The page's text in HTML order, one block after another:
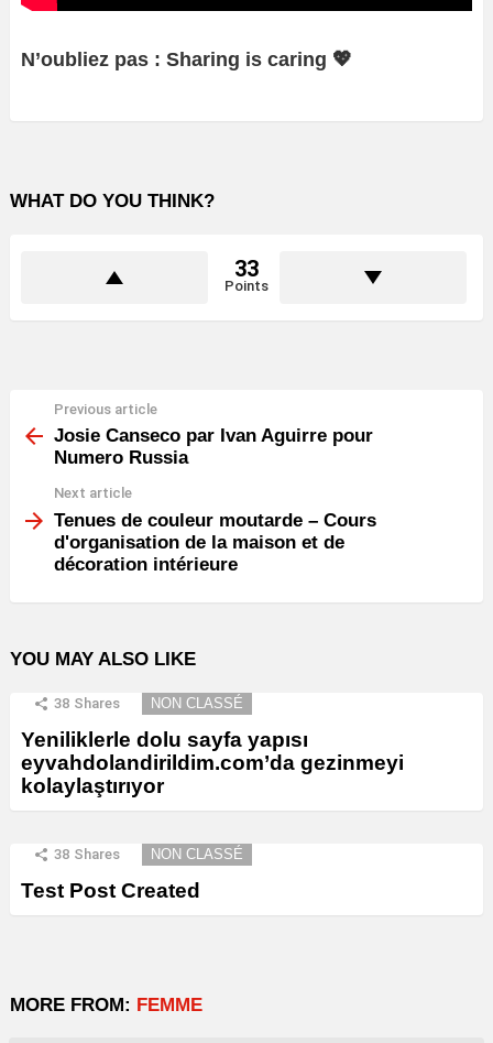
N’oubliez pas : Sharing is caring 💖
WHAT DO YOU THINK?
33
Points
more
Previous article
Josie Canseco par Ivan Aguirre pour
Numero Russia
Next article
Tenues de couleur moutarde – Cours
d'organisation de la maison et de
décoration intérieure
YOU MAY ALSO LIKE
38 Shares NON CLASSÉ
Yeniliklerle dolu sayfa yapısı
eyvahdolandirildim.com’da gezinmeyi
kolaylaştırıyor
38 Shares NON CLASSÉ
Test Post Created
MORE FROM: FEMME